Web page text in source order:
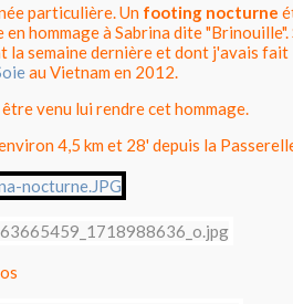
particulière. Un footing nocturne
en hommage à Sabrina dite
la semaine dernière et dont j'avais fait
au Vietnam en 2012.
venu lui rendre cet hommage.
4,5 km et 28' depuis la